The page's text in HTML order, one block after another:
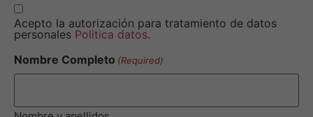
Acepto la autorización para tratamiento de datos
personales Politica datos.
Nombre Completo (Required)